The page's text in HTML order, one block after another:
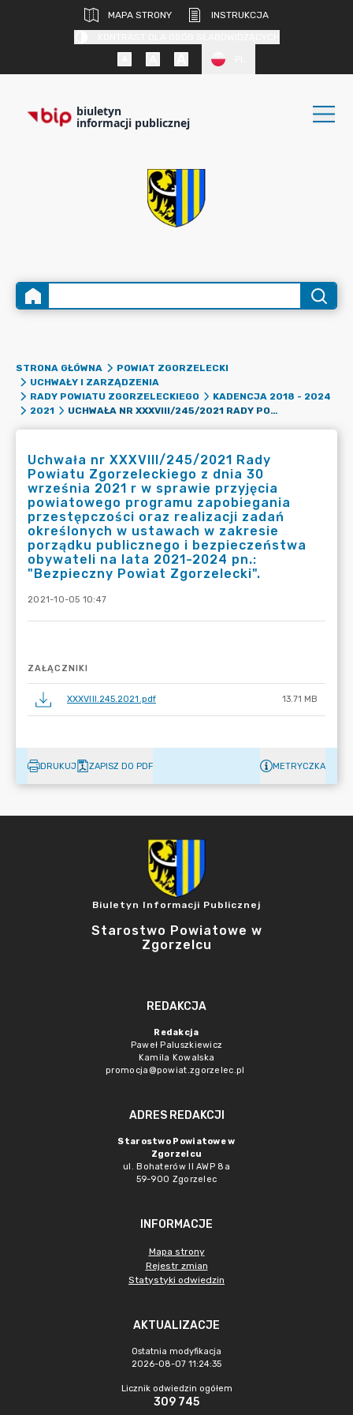
MAPA STRONY
INSTRUKCJA
biuletyn
informacji publicznej
STRONA GŁÓWNA
POWIAT ZGORZELECKI
UCHWAŁY I ZARZĄDZENIA
RADY POWIATU ZGORZELECKIEGO
KADENCJA 2018 - 2024
2021
UCHWAŁA NR XXXVIII/245/2021 RADY POWIATU ZGORZELECKIEGO Z DNIA 30 WRZEŚNIA 2021 R W SPRAWIE PRZYJĘCIA POWIATOWEGO PROGRAMU ZAPOBIEGANIA PRZESTĘPCZOŚCI ORAZ REALIZACJI ZADAŃ OKREŚLONYCH W USTAWACH W ZAKRESIE PORZĄDKU PUBLICZNEGO I BEZPIECZEŃSTWA OBYWATELI NA LATA 2021-2024 PN.: "BEZPIECZNY POWIAT ZGORZELECKI".
Uchwała nr XXXVIII/245/2021 Rady
Powiatu Zgorzeleckiego z dnia 30
września 2021 r w sprawie przyjęcia
powiatowego programu zapobiegania
przestępczości oraz realizacji zadań
określonych w ustawach w zakresie
porządku publicznego i bezpieczeństwa
obywateli na lata 2021-2024 pn.:
"Bezpieczny Powiat Zgorzelecki".
2021-10-05 10:47
ZAŁĄCZNIKI
XXXVIII.245.2021.pdf 13.71 MB
DRUKUJ ZAPISZ DO PDF METRYCZKA
Biuletyn Informacji Publicznej
Starostwo Powiatowe w
Zgorzelcu
REDAKCJA
Redakcja
Paweł Paluszkiewicz
Kamila Kowalska
promocja@powiat.zgorzelec.pl
ADRES REDAKCJI
Starostwo Powiatowe w
Zgorzelcu
ul. Bohaterów II AWP 8a
59-900 Zgorzelec
INFORMACJE
Mapa strony
Rejestr zmian
Statystyki odwiedzin
AKTUALIZACJE
Ostatnia modyfikacja
2026-08-07 11:24:35
Licznik odwiedzin ogółem
309 745